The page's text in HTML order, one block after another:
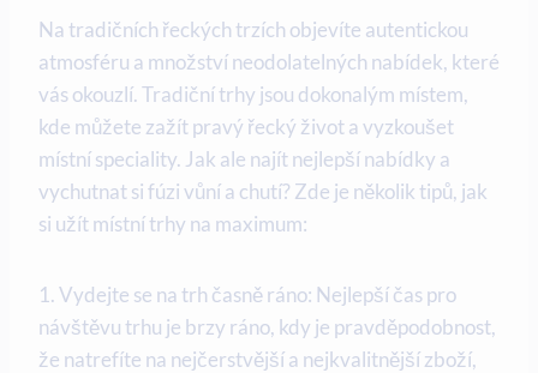
Na tradičních řeckých trzích objevíte autentickou
atmosféru a množství neodolatelných nabídek, které
vás okouzlí. Tradiční trhy jsou dokonalým místem,
kde můžete zažít pravý řecký život a vyzkoušet
místní speciality. Jak ale najít nejlepší nabídky a
vychutnat si fúzi vůní a chutí? Zde je několik tipů, jak
si užít místní trhy na maximum:
1. Vydejte se na trh časně ráno: Nejlepší čas pro
návštěvu trhu je brzy ráno, kdy je pravděpodobnost,
že natrefíte na nejčerstvější a nejkvalitnější zboží,